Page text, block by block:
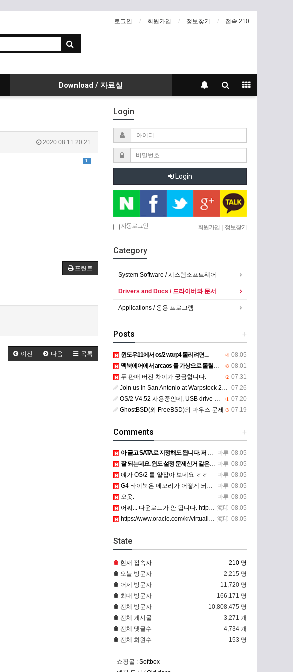
로그인 회원가입 정보찾기 접속 210
Download / 자료실
2020.08.11 20:21
1
프린트
이전 다음 목록
Login
Login
자동로그인 회원가입 | 정보찾기
Category
System Software / 시스템소프트웨어
Drivers and Docs / 드라이버와 문서
Applications / 응용 프로그램
+
Posts
+4 08.05
윈도우11에서 os/2 warp4 돌리려면....
+8 08.01
맥북에어에서 arcaos 를 가상으로 돌릴려면 어떻게 해야 하는 지요?
+2 07.31
두 판매 버전 차이가 궁금합니다.
07.26
Join us in San Antonio at Warpstock 2026
+1 07.20
OS/2 V4.52 사용중인데, USB drive 사용 가능한지요?
+3 07.19
GhostBSD(와 FreeBSD)의 마우스 문제
+
Comments
마루 08.05
아 글고 SATA로 지정해도 됩니다. 저 글 진짜 이상하네요. 옛날꺼 퍼와서 그런거 같은데요.
마루 08.05
잘 되는데요. 윈도 설정 문제신거 같은데. 크롬 브라우저나 파폭으로 해 보세요
마루 08.05
얘가 OS/2 를 얕잡아 보네요 ㅎㅎ
마루 08.05
G4 타이북은 메모리가 어떻게 되나요?
마루 08.05
오옷.
海印 08.05
어찌... 다운로드가 안 됩니다. https://www.oracle.com/kr/virtualization/…
海印 08.05
https://www.oracle.com/kr/virtualization/technologies/vm/dow…
State
현재 접속자
210 명
오늘 방문자
2,215 명
어제 방문자
11,720 명
최대 방문자
166,171 명
전체 방문자
10,808,475 명
전체 게시물
3,271 개
전체 댓글수
4,734 개
전체 회원수
153 명
- 쇼핑몰 : Softbox